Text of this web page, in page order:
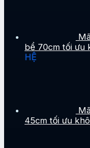
bể 70cm tối ưu
HỆ
45cm tối ưu